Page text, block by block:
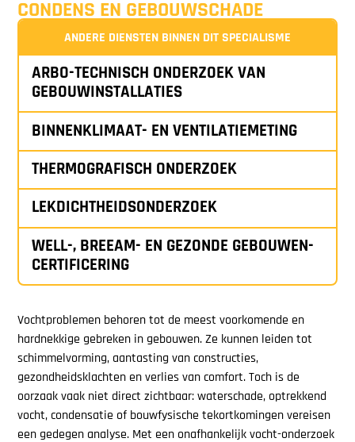
CONDENS EN GEBOUWSCHADE
ANDERE DIENSTEN BINNEN DIT SPECIALISME
ARBO-TECHNISCH ONDERZOEK VAN
GEBOUWINSTALLATIES
BINNENKLIMAAT- EN VENTILATIEMETING
THERMOGRAFISCH ONDERZOEK
LEKDICHTHEIDSONDERZOEK
WELL-, BREEAM- EN GEZONDE GEBOUWEN-
CERTIFICERING
Vochtproblemen behoren tot de meest voorkomende en
hardnekkige gebreken in gebouwen. Ze kunnen leiden tot
schimmelvorming, aantasting van constructies,
gezondheidsklachten en verlies van comfort. Toch is de
oorzaak vaak niet direct zichtbaar: waterschade, optrekkend
vocht, condensatie of bouwfysische tekortkomingen vereisen
een gedegen analyse. Met een onafhankelijk vocht-onderzoek